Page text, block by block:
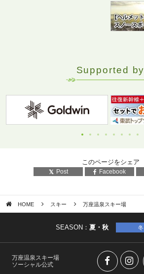
Supported by
このページをシェア
Post Facebook
HOME スキー 万座温泉スキー場
SEASON： 夏・秋 冬
万座温泉スキー場
ソーシャル公式